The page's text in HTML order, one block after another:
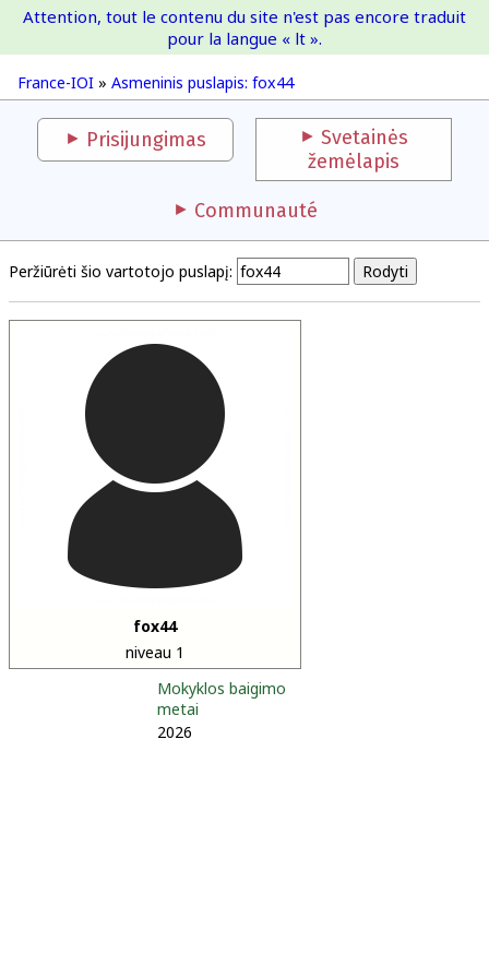
France-IOI
France-IOI » Asmeninis puslapis: fox44
Attention, tout le contenu du site n'est pas encore traduit
pour la langue « lt ».
Prisijungimas
Svetainės
žemėlapis
Communauté
Peržiūrėti šio vartotojo puslapį:
fox44
niveau 1
Mokyklos baigimo
metai
2026